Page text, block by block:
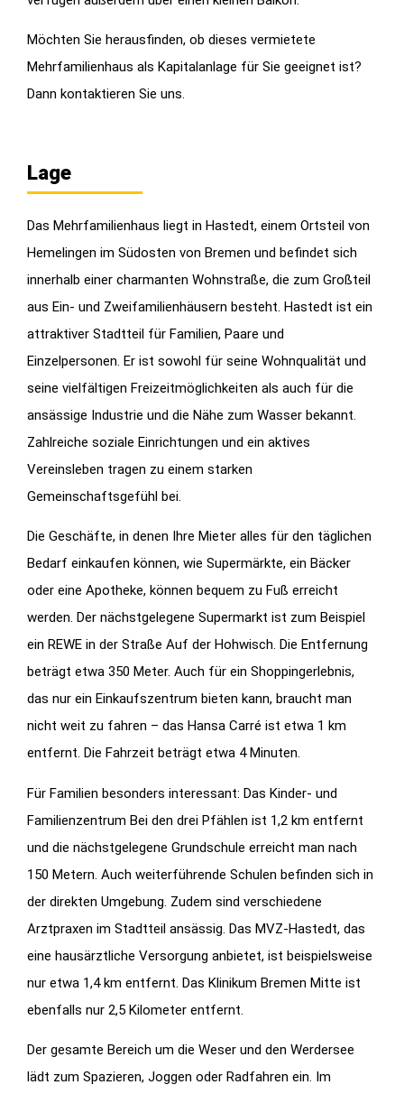
Möchten Sie herausfinden, ob dieses vermietete
Mehrfamilienhaus als Kapitalanlage für Sie geeignet ist?
Dann kontaktieren Sie uns.
Lage
Das Mehrfamilienhaus liegt in Hastedt, einem Ortsteil von
Hemelingen im Südosten von Bremen und befindet sich
innerhalb einer charmanten Wohnstraße, die zum Großteil
aus Ein- und Zweifamilienhäusern besteht. Hastedt ist ein
attraktiver Stadtteil für Familien, Paare und
Einzelpersonen. Er ist sowohl für seine Wohnqualität und
seine vielfältigen Freizeitmöglichkeiten als auch für die
ansässige Industrie und die Nähe zum Wasser bekannt.
Zahlreiche soziale Einrichtungen und ein aktives
Vereinsleben tragen zu einem starken
Gemeinschaftsgefühl bei.
Die Geschäfte, in denen Ihre Mieter alles für den täglichen
Bedarf einkaufen können, wie Supermärkte, ein Bäcker
oder eine Apotheke, können bequem zu Fuß erreicht
werden. Der nächstgelegene Supermarkt ist zum Beispiel
ein REWE in der Straße Auf der Hohwisch. Die Entfernung
beträgt etwa 350 Meter. Auch für ein Shoppingerlebnis,
das nur ein Einkaufszentrum bieten kann, braucht man
nicht weit zu fahren – das Hansa Carré ist etwa 1 km
entfernt. Die Fahrzeit beträgt etwa 4 Minuten.
Für Familien besonders interessant: Das Kinder- und
Familienzentrum Bei den drei Pfählen ist 1,2 km entfernt
und die nächstgelegene Grundschule erreicht man nach
150 Metern. Auch weiterführende Schulen befinden sich in
der direkten Umgebung. Zudem sind verschiedene
Arztpraxen im Stadtteil ansässig. Das MVZ-Hastedt, das
eine hausärztliche Versorgung anbietet, ist beispielsweise
nur etwa 1,4 km entfernt. Das Klinikum Bremen Mitte ist
ebenfalls nur 2,5 Kilometer entfernt.
Der gesamte Bereich um die Weser und den Werdersee
lädt zum Spazieren, Joggen oder Radfahren ein. Im